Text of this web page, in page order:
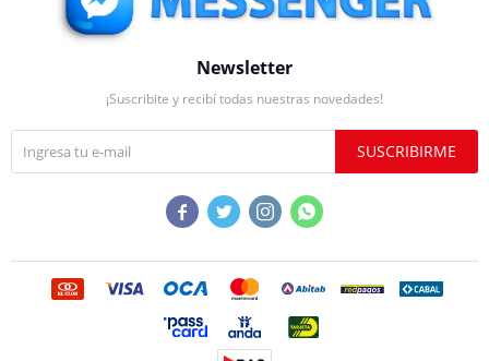
Newsletter
¡Suscribite y recibí todas nuestras novedades!
SUSCRIBIRME
   